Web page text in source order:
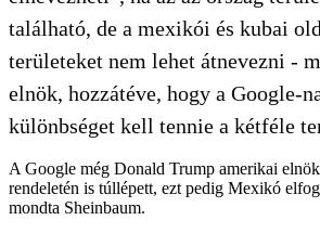
található, de a mexikói és kubai
területeket nem lehet átnevezni -
elnök, hozzátéve, hogy a Google-
különbséget kell tennie a kétféle
A Google még Donald Trump amerikai
rendeletén is túllépett, ezt pedig Mexikó
mondta Sheinbaum.